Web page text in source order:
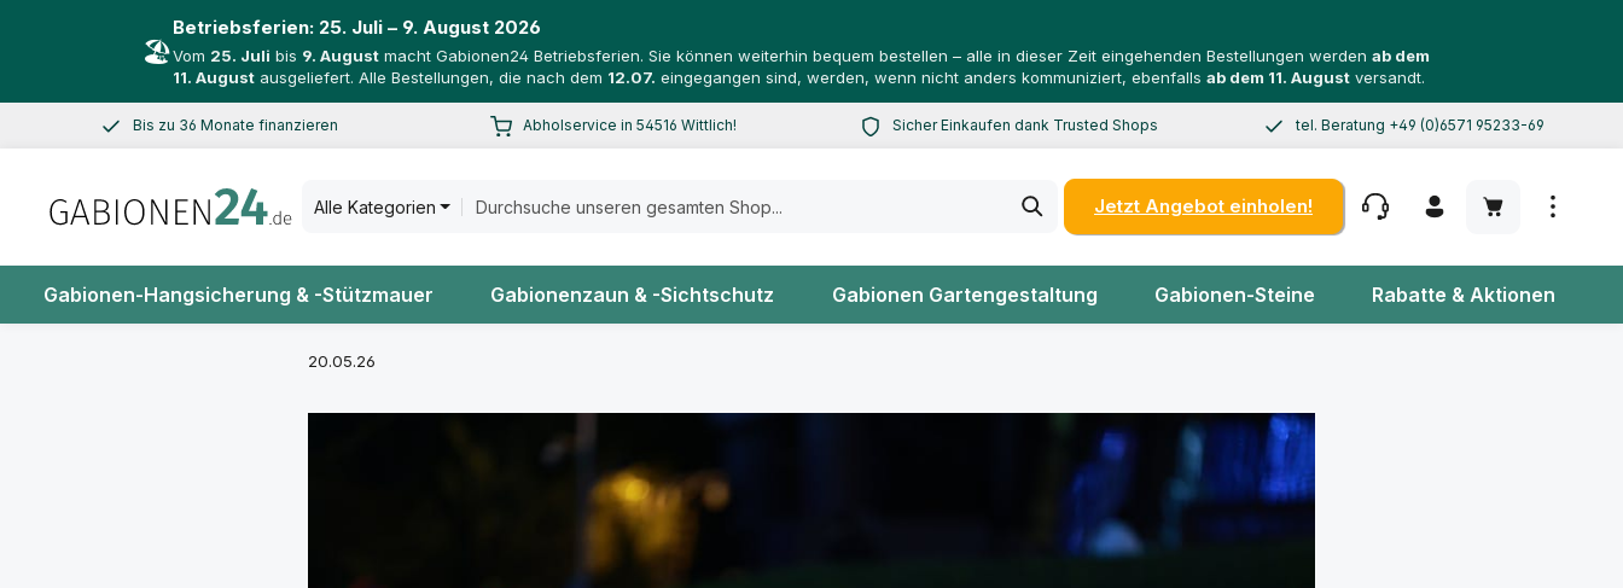
🏖️
Betriebsferien: 25. Juli – 9. August 2026
Vom 25. Juli bis 9. August macht Gabionen24 Betriebsferien. Sie können weiterhin bequem bestellen – alle in dieser Zeit eingehenden Bestellungen werden ab dem
11. August ausgeliefert. Alle Bestellungen, die nach dem 12.07. eingegangen sind, werden, wenn nicht anders kommuniziert, ebenfalls ab dem 11. August versandt.
Hauptinhalt springen
Zur Suche springen
Zur Hauptnavigation springen
Bis zu 36 Monate finanzieren
Abholservice in 54516 Wittlich!
Sicher Einkaufen dank Trusted Shops
tel. Beratung +49 (0)6571 95233-69
Alle Kategorien Jetzt Angebot einholen!
Warenkorb
Gabionen-Hangsicherung & -Stützmauer Gabionenzaun & -Sichtschutz Gabionen Gartengestaltung Gabionen-Steine Rabatte & Aktionen
20.05.26